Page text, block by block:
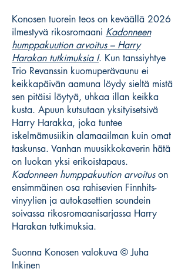
Konosen tuorein teos on keväällä 2026
ilmestyvä rikosromaani Kadonneen
humppakuution arvoitus – Harry
Harakan tutkimuksia I. Kun tanssiyhtye
Trio Revanssin kuomuperävaunu ei
keikkapäivän aamuna löydy sieltä mistä
sen pitäisi löytyä, uhkaa illan keikka
kusta. Apuun kutsutaan yksityisetsivä
Harry Harakka, joka tuntee
iskelmämusiikin alamaailman kuin omat
taskunsa. Vanhan muusikkokaverin hätä
on luokan yksi erikoistapaus.
Kadonneen humppakuution arvoituson
ensimmäinen osa rahisevien Finnhits-
vinyylien ja autokasettien soundein
soivassa rikosromaanisarjassa Harry
Harakan tutkimuksia.
Suonna Konosen valokuva © Juha
Inkinen